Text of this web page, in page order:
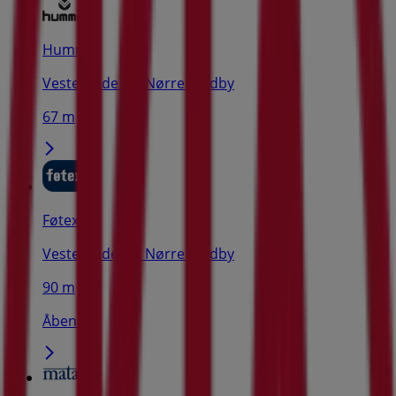
Hummel
Vestergade 30, Nørresundby
67 m
Føtex
Vestergade 30, Nørresundby
90 m
Åben